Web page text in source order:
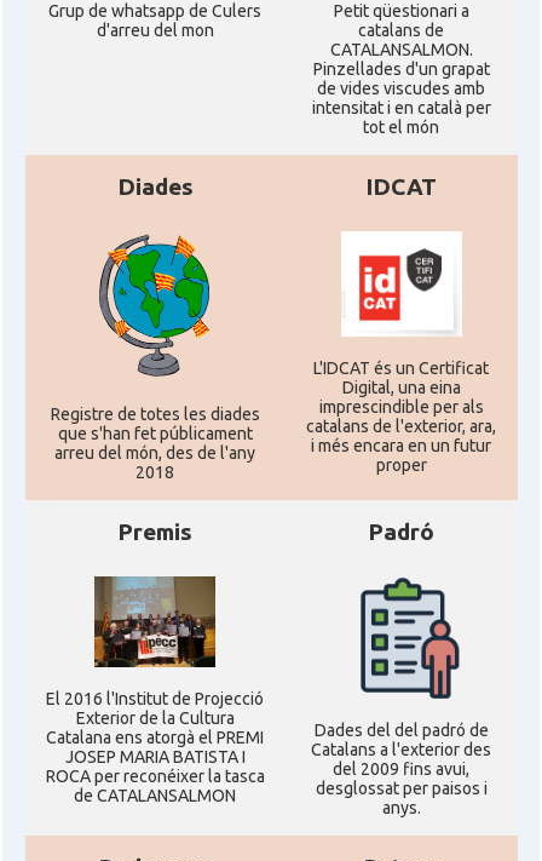
Grup de whatsapp de Culers
d'arreu del mon
Petit qüestionari a
catalans de
CATALANSALMON.
Pinzellades d'un grapat
de vides viscudes amb
intensitat i en català per
tot el món
Diades
Registre de totes les diades
que s'han fet públicament
arreu del món, des de l'any
2018
IDCAT
L'IDCAT és un Certificat
Digital, una eina
imprescindible per als
catalans de l'exterior, ara,
i més encara en un futur
proper
Premis
El 2016 l'Institut de Projecció
Exterior de la Cultura
Catalana ens atorgà el PREMI
JOSEP MARIA BATISTA I
ROCA per reconéixer la tasca
de CATALANSALMON
Padró
Dades del del padró de
Catalans a l'exterior des
del 2009 fins avui,
desglossat per paisos i
anys.